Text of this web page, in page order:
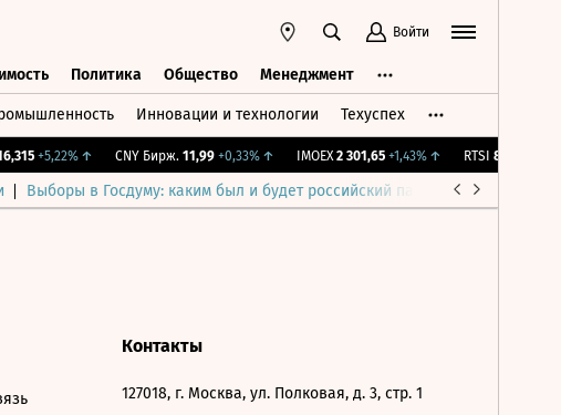
Войти
Политика Общество Менеджмент
Инновации и технологии Техуспех
+5,22%↑ CNY Бирж. 11,99 +0,33%↑ IMOEX 2 301,65 +1,43%↑ RTSI 895,93
Выборы в Госдуму: каким был и будет российский парламент
Контакты
127018, г. Москва, ул. Полковая, д. 3, стр. 1